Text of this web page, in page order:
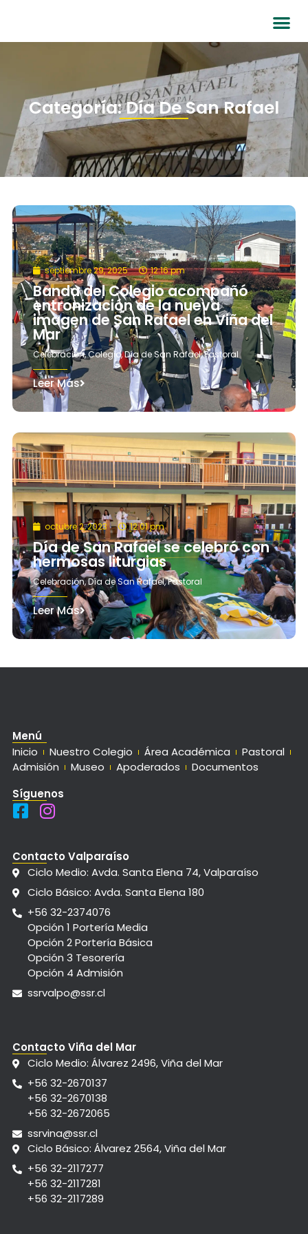
Categoría: Día De San Rafael
septiembre 29, 2025 12:16 pm
Banda del Colegio acompañó
entronización de la nueva
imagen de San Rafael en Viña del
Mar
Celebración,Colegio,Día de San Rafael,Pastoral
Leer Más
octubre 2, 2023 12:01 pm
Día de San Rafael se celebró con
hermosas liturgias
Celebración,Día de San Rafael,Pastoral
Leer Más
Menú
Inicio
Nuestro Colegio Área Académica
Pastoral
Admisión
Museo Apoderados
Documentos
Síguenos
Contacto Valparaíso
Ciclo Medio: Avda. Santa Elena 74, Valparaíso
Ciclo Básico: Avda. Santa Elena 180
+56 32-2374076
Opción 1 Portería Media
Opción 2 Portería Básica
Opción 3 Tesorería
Opción 4 Admisión
ssrvalpo@ssr.cl
Contacto Viña del Mar
Ciclo Medio: Álvarez 2496, Viña del Mar
+56 32-2670137
+56 32-2670138
+56 32-2672065
ssrvina@ssr.cl
Ciclo Básico: Álvarez 2564, Viña del Mar
+56 32-2117277
+56 32-2117281
+56 32-2117289